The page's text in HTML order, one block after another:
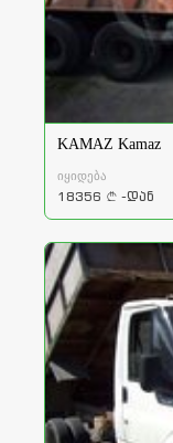
KAMAZ Kamaz
იყიდება
18356 a -დან